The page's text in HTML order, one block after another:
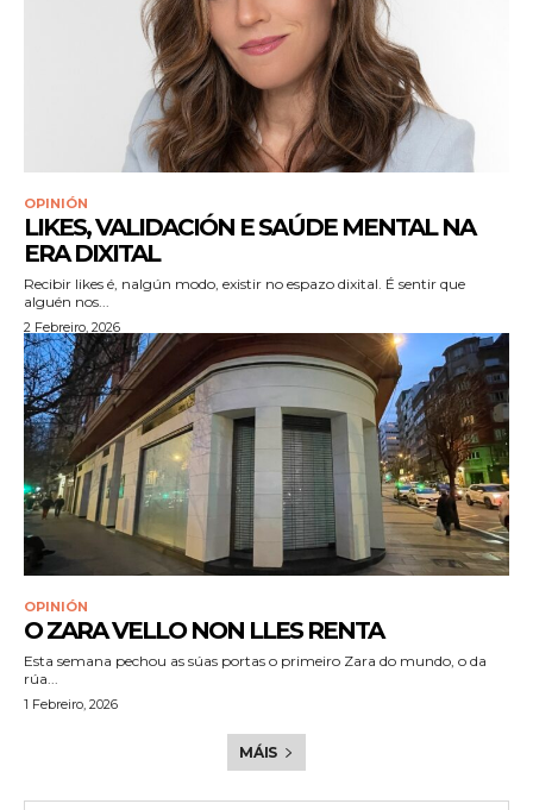
OPINIÓN
LIKES, VALIDACIÓN E SAÚDE MENTAL NA
ERA DIXITAL
Recibir likes é, nalgún modo, existir no espazo dixital. É sentir que
alguén nos...
2 Febreiro, 2026
OPINIÓN
O ZARA VELLO NON LLES RENTA
Esta semana pechou as súas portas o primeiro Zara do mundo, o da
rúa...
1 Febreiro, 2026
MÁIS